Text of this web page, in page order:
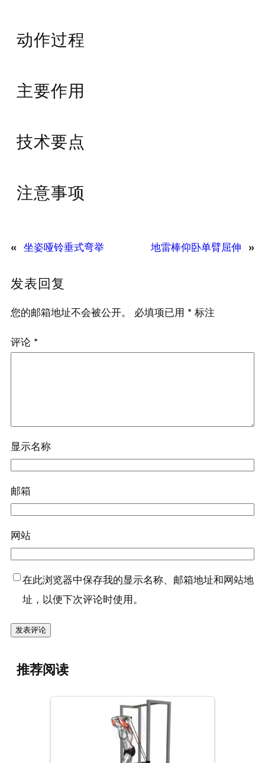
动作过程
主要作用
技术要点
注意事项
« 坐姿哑铃垂式弯举 地雷棒仰卧单臂屈伸 »
发表回复
您的邮箱地址不会被公开。 必填项已用 * 标注
评论 *
显示名称
邮箱
网站
在此浏览器中保存我的显示名称、邮箱地址和网站地
址，以便下次评论时使用。
推荐阅读